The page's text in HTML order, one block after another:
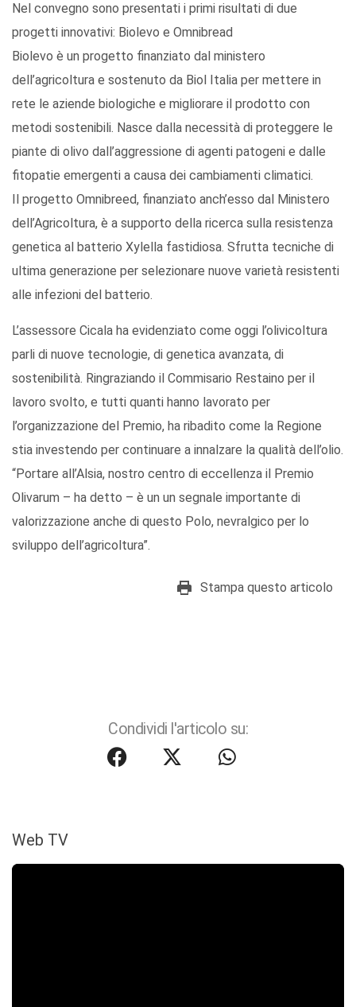
Nel convegno sono presentati i primi risultati di due
progetti innovativi: Biolevo e Omnibread
Biolevo è un progetto finanziato dal ministero
dell’agricoltura e sostenuto da Biol Italia per mettere in
rete le aziende biologiche e migliorare il prodotto con
metodi sostenibili. Nasce dalla necessità di proteggere le
piante di olivo dall’aggressione di agenti patogeni e dalle
fitopatie emergenti a causa dei cambiamenti climatici.
Il progetto Omnibreed, finanziato anch’esso dal Ministero
dell’Agricoltura, è a supporto della ricerca sulla resistenza
genetica al batterio Xylella fastidiosa. Sfrutta tecniche di
ultima generazione per selezionare nuove varietà resistenti
alle infezioni del batterio.
L’assessore Cicala ha evidenziato come oggi l’olivicoltura
parli di nuove tecnologie, di genetica avanzata, di
sostenibilità. Ringraziando il Commisario Restaino per il
lavoro svolto, e tutti quanti hanno lavorato per
l’organizzazione del Premio, ha ribadito come la Regione
stia investendo per continuare a innalzare la qualità dell’olio.
“Portare all’Alsia, nostro centro di eccellenza il Premio
Olivarum – ha detto – è un un segnale importante di
valorizzazione anche di questo Polo, nevralgico per lo
sviluppo dell’agricoltura”.
Stampa questo articolo
Condividi l'articolo su:
Web TV